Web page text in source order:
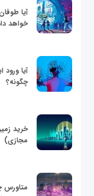
آیا
خواهد
آیا
چگونه؟
مجازی)
متاورس